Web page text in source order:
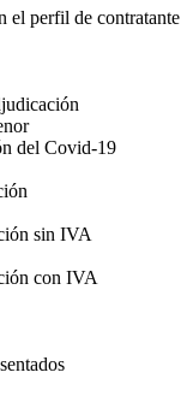
el perfil de contratante
del Covid-19
sin IVA
con IVA